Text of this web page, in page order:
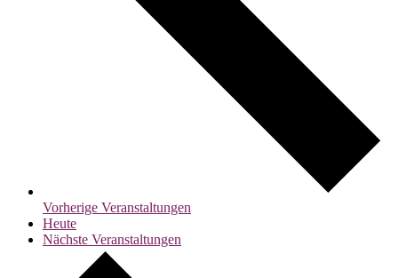
Vorherige Veranstaltungen
Heute
Nächste Veranstaltungen